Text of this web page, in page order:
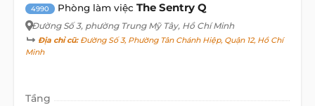
4990 Phòng làm việc The Sentry Q
Đường Số 3, phường Trung Mỹ Tây, Hồ Chí Minh
Địa chỉ cũ:Đường Số 3, Phường Tân Chánh Hiệp, Quận 12, Hồ Chí
Minh
Tầng